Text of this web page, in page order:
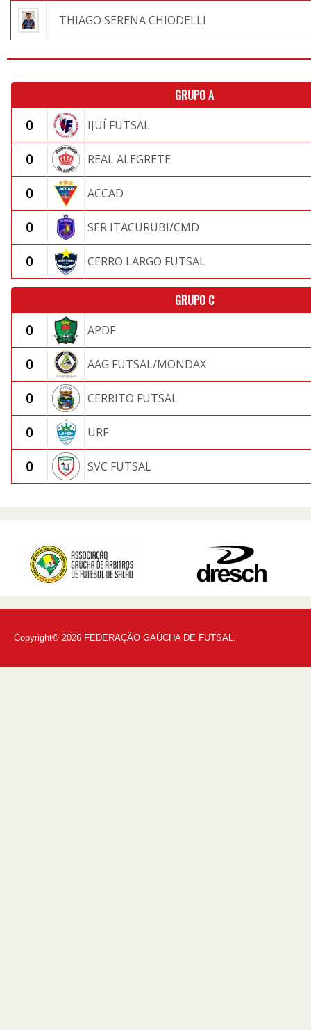
THIAGO SERENA CHIODELLI
GRUPO A
0
IJUÍ FUTSAL
0 REAL ALEGRETE
0 ACCAD
0 SER ITACURUBI/CMD
0 CERRO LARGO FUTSAL
GRUPO C
0
APDF
0 AAG FUTSAL/MONDAX
0 CERRITO FUTSAL
0 URF
0 SVC FUTSAL
Copyright© 2026 FEDERAÇÃO GAÚCHA DE FUTSAL.